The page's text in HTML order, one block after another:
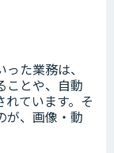
た業務は、
ことや、自動
ています。そ
が、画像・動